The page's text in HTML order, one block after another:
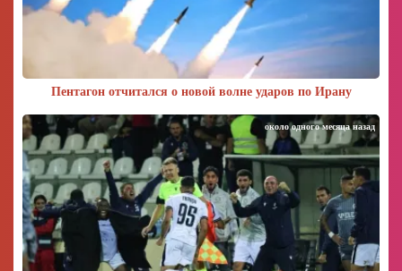
Пентагон отчитался о новой волне ударов по Ирану
около одного месяца назад